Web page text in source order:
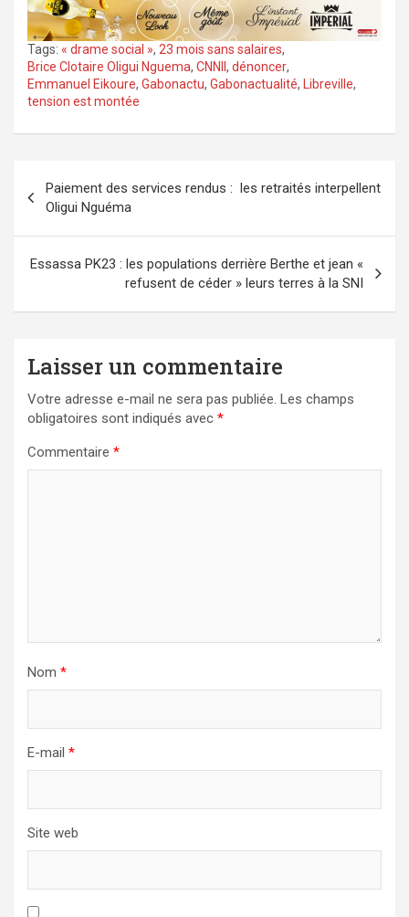
Tags: « drame social », 23 mois sans salaires,
Brice Clotaire Oligui Nguema, CNNII , dénoncer,
Emmanuel Eikoure, Gabonactu, Gabonactualité, Libreville,
tension est montée
de
l’article
Paiement des services rendus : les retraités interpellent
Oligui Nguéma
Essassa PK23 : les populations derrière Berthe et jean «
refusent de céder » leurs terres à la SNI
Laisser un commentaire
Votre adresse e-mail ne sera pas publiée. Les champs
obligatoires sont indiqués avec *
Commentaire *
Nom *
E-mail *
Site web